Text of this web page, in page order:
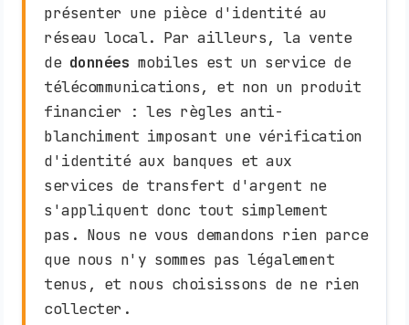
présenter une pièce d'identité au
réseau local. Par ailleurs, la vente
de données mobiles est un service de
télécommunications, et non un produit
financier : les règles anti-
blanchiment imposant une vérification
d'identité aux banques et aux
services de transfert d'argent ne
s'appliquent donc tout simplement
pas. Nous ne vous demandons rien parce
que nous n'y sommes pas légalement
tenus, et nous choisissons de ne rien
collecter.